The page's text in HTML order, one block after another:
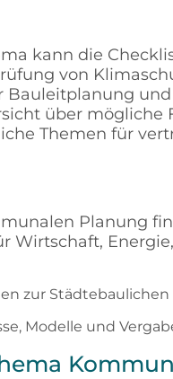
kann die
von
Bauleitplanung
über mögliche
Themen für
Planung
Wirtschaft,
zur Städtebaulichen
Modelle und